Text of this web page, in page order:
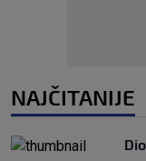
NAJČITANIJE